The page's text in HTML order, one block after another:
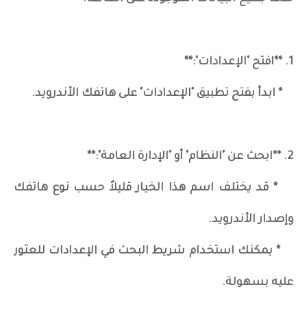
1. **افتح "الإعدادات":**
* ابدأ بفتح تطبيق "الإعدادات" على هاتفك الأندرويد.
2. **ابحث عن "النظام" أو "الإدارة العامة":**
* قد يختلف اسم هذا الخيار قليلاً حسب نوع هاتفك
وإصدار الأندرويد.
* يمكنك استخدام شريط البحث في الإعدادات للعثور
عليه بسهولة.